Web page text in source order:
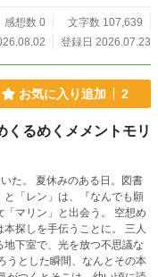
感想数 0
文字数 107,639
登録日 2026.07.23
お気に入り追加 2
くるめくメメントモリ
日。図書
「レン」は、『なんでも願
マリン」と出会う。 空想め
しを手伝うことに。 三人
下室で、光を放つ不思議な
うとした瞬間、なんとその本